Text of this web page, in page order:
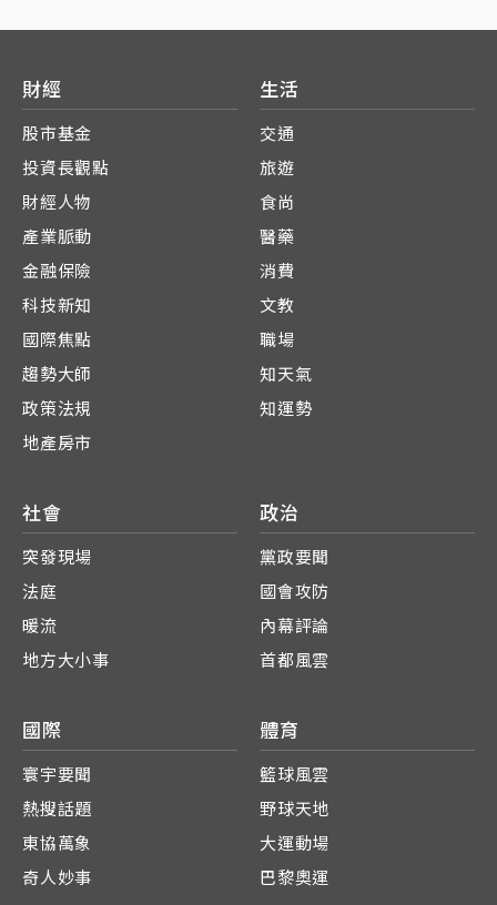
財經
股市基金
投資長觀點
財經人物
產業脈動
金融保險
科技新知
國際焦點
趨勢大師
政策法規
地產房市
生活
交通
旅遊
食尚
醫藥
消費
文教
職場
知天氣
知運勢
社會
突發現場
法庭
暖流
地方大小事
政治
黨政要聞
國會攻防
內幕評論
首都風雲
國際
寰宇要聞
熱搜話題
東協萬象
奇人妙事
體育
籃球風雲
野球天地
大運動場
巴黎奧運